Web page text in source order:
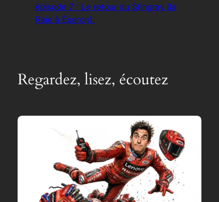
épisode 7 : Le retour du Stingray (la
Raie à Éperon).
Regardez, lisez, écoutez